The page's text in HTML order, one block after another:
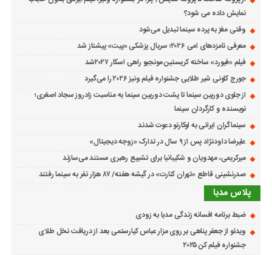
نمایش داده می شود؟
وقتی مغز به پرده سینما تبدیل می‌شود
معرفی نامزدهای امی ۲۰۲۶؛ سریال پزشکی «پیت» پیشتاز شد
فیلم «فیورد» ساخته کریستین مونجیو راهی اسکار ۲۰۲۷شد
جورج کلونی شیر طلایی جشنواره فیلم ونیز ۲۰۲۶ را می‌گیرد
از جلوی دوربین سینما تا پشت دوربین سینما به مناسبت زادروز سجاد اصغری؛
نویسنده و کارگردان سینما
سینماگران ایرانی به لوکارنو دعوت شدند
علیرضا داودنژاد پس از ۹ سال در تدارک «زوجه دیجیتال»
میرکریمی، مهدویان و شکیبانیا برای تشییع رهبری مستند می‌سازند
صدرنشینی قاطع «تهران کنارت» در گیشه هفته/ ۸۷ هزار نفر به سینما رفتند
پلاس مدیا
ضبط برنامه افسانه زندگی مدیا به زودی
ویدئو از جعفر پناهی بر روی مزار عباس کیارستمی بعد از دریافت نخل طلای
جشنواره فیلم کن ۲۰۲۵